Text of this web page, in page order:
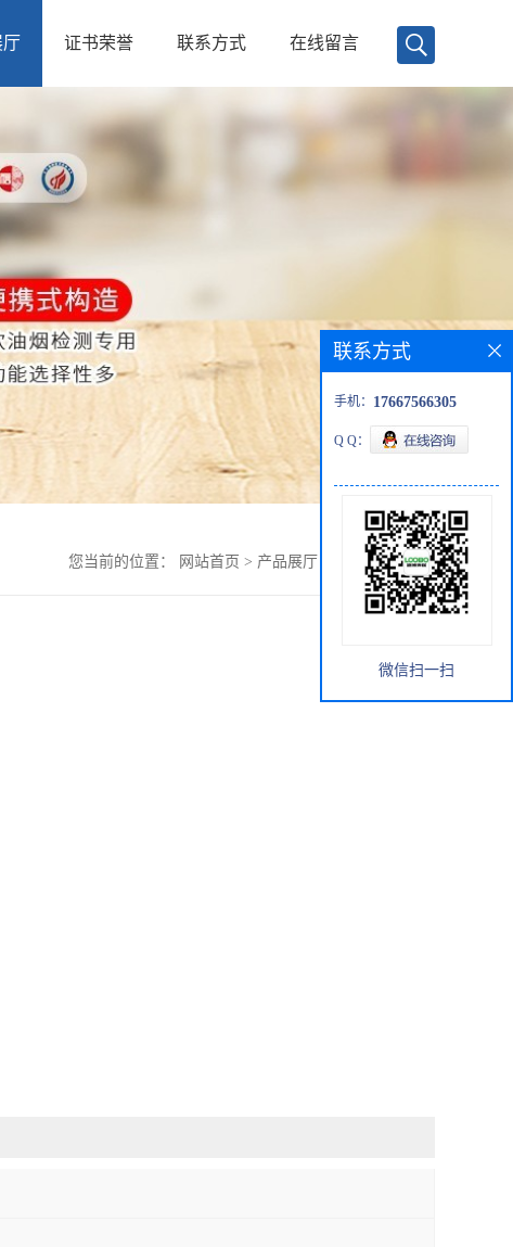
证书荣誉 联系方式 在线留言
您当前的位置： 网站首页 > 产品展厅 LB-ZS50噪声计
联系方式
手机： 17667566305
Q Q：
微信扫一扫